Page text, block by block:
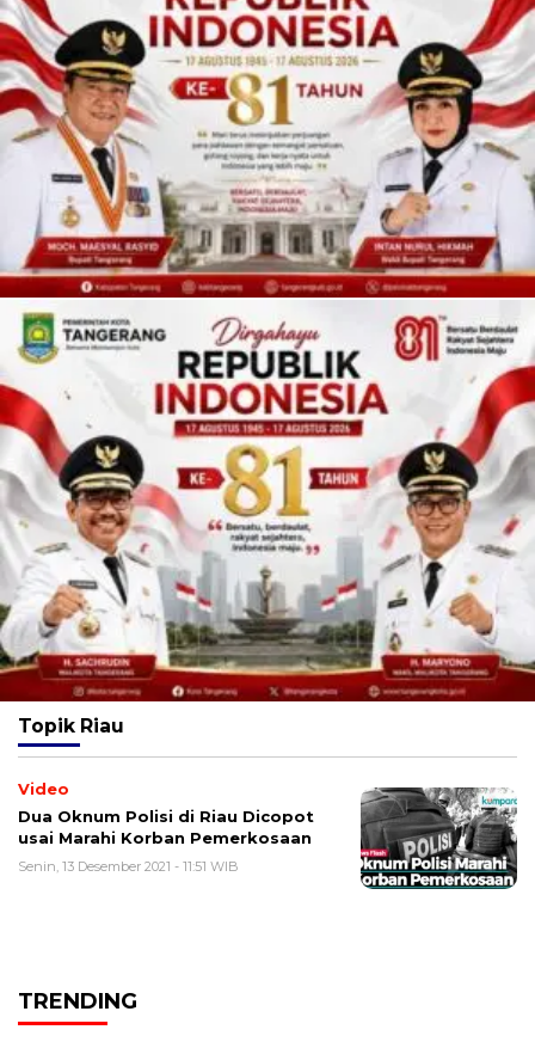
Topik Riau
Video
Dua Oknum Polisi di Riau Dicopot
usai Marahi Korban Pemerkosaan
Senin, 13 Desember 2021 - 11:51 WIB
TRENDING